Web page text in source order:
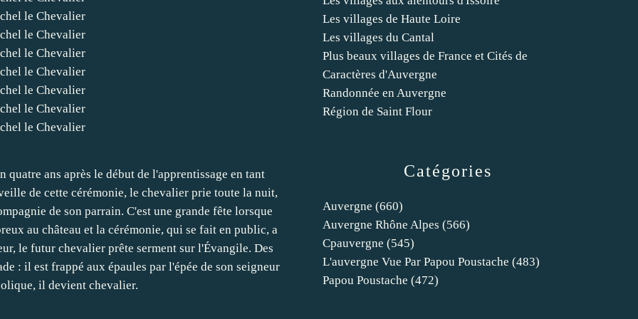
Catégories
Auvergne (660)
Auvergne Rhône Alpes (566)
Cpauvergne (545)
L'auvergne Vue Par Papou Poustache (483)
Papou Poustache (472)
Les villages de Haute Loire
Les villages du Cantal
Plus beaux villages de France et Cités de
Caractères d'Auvergne
Randonnée en Auvergne
Région de Saint Flour